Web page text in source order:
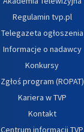
Regulamin tvp.pl
Telegazeta ogłoszenia
Informacje o nadawcy
Konkursy
Zgłoś program (ROPAT)
Kariera w TVP
Kontakt
Centrum informacji TVP